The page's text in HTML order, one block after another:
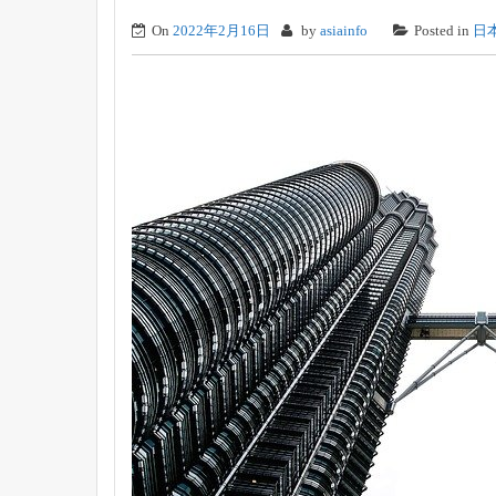
On 2022年2月16日 by asiainfo Posted in 日